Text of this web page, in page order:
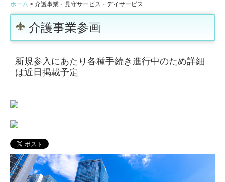
会社案内
代表紹介
スマートシティ構想・デジタル都市計画
AI医療推進・創薬・診断支援・故障予測
ホーム 介護事業・見守サービス・デイサービス
介護事業参画
新規参入にあたり各種手続き進行中のため詳細
は近日掲載予定